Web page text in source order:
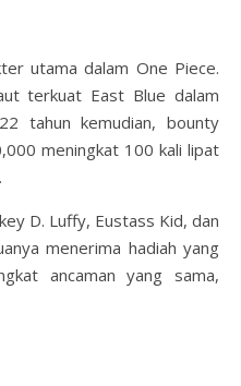
utama dalam One Piece.
terkuat East Blue dalam
tahun kemudian, bounty
meningkat 100 kali lipat
D. Luffy, Eustass Kid, dan
menerima hadiah yang
ancaman yang sama,